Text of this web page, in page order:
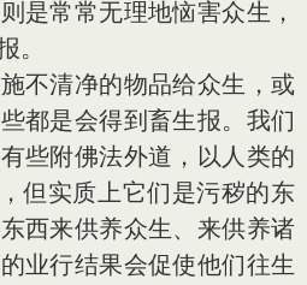
是常常无理地恼害众生，
。
清净的物品给众生，或
都是会得到畜生报。我们
些附佛法外道，以人类的
但实质上它们是污秽的东
西来供养众生、来供养诸
业行结果会促使他们往生